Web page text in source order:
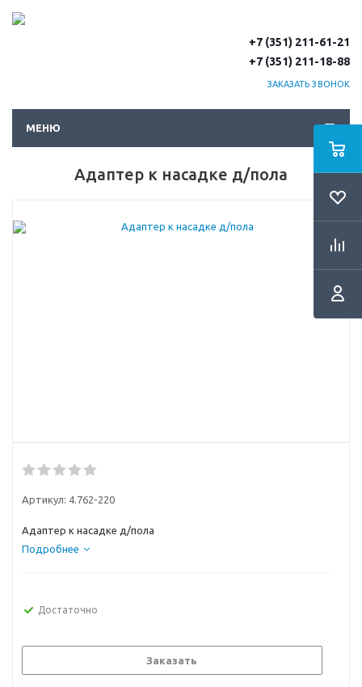
+7 (351) 211-61-21
+7 (351) 211-18-88
ЗАКАЗАТЬ ЗВОНОК
МЕНЮ
Адаптер к насадке д/пола
Артикул: 4.762-220
Адаптер к насадке д/пола
Подробнее
Достаточно
Заказать